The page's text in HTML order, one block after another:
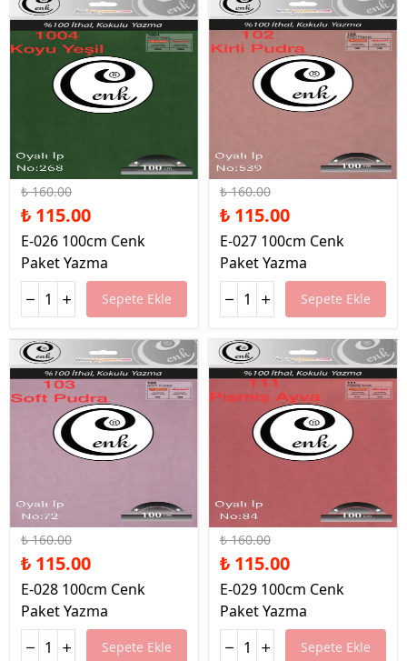
%28 İndirim
₺ 160.00
₺ 115.00
E-026 100cm Cenk
Paket Yazma
Sepete Ekle
%28 İndirim
₺ 160.00
₺ 115.00
E-027 100cm Cenk
Paket Yazma
Sepete Ekle
%28 İndirim
₺ 160.00
₺ 115.00
E-028 100cm Cenk
Paket Yazma
Sepete Ekle
%28 İndirim
₺ 160.00
₺ 115.00
E-029 100cm Cenk
Paket Yazma
Sepete Ekle